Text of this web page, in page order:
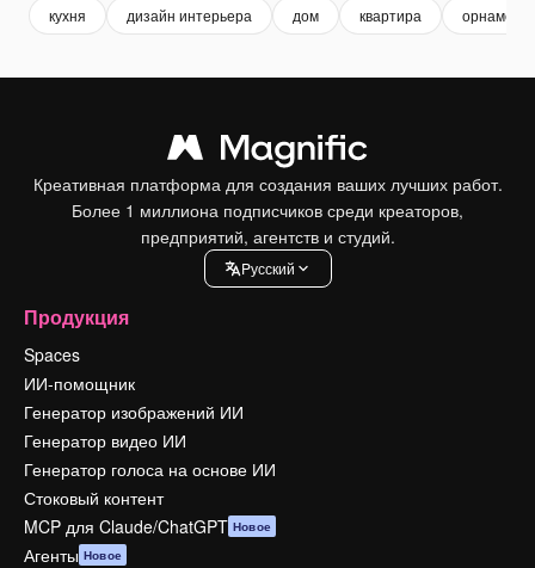
кухня дизайн интерьера дом квартира орнамент
Креативная платформа для создания ваших лучших работ.
Более 1 миллиона подписчиков среди креаторов,
предприятий, агентств и студий.
Pусский
Продукция
Spaces
ИИ-помощник
Генератор изображений ИИ
Генератор видео ИИ
Генератор голоса на основе ИИ
Стоковый контент
MCP для Claude/ChatGPT Новое
Агенты Новое